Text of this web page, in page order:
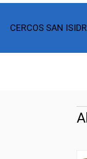
CERCOS SAN